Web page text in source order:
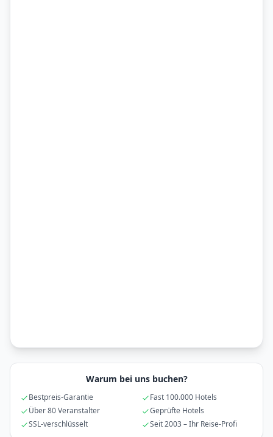
Warum bei uns buchen?
Bestpreis-Garantie
Fast 100.000 Hotels
Über 80 Veranstalter
Geprüfte Hotels
SSL-verschlüsselt
Seit 2003 – Ihr Reise-Profi